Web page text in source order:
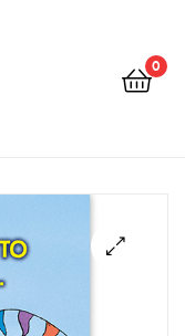
0